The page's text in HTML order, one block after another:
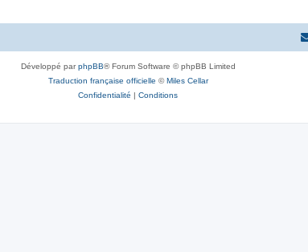
Développé parphpBB® Forum Software © phpBB Limited
Traduction française officielle ©Miles Cellar
Confidentialité | Conditions